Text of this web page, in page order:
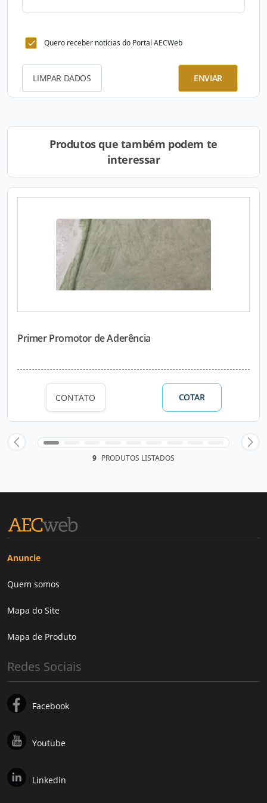
Quero receber notícias do Portal AECWeb
LIMPAR DADOS ENVIAR
Produtos que também podem te
interessar
Primer Promotor de Aderência
CONTATO COTAR
9 PRODUTOS LISTADOS
Anuncie
Quem somos
Mapa do Site
Mapa de Produto
Redes Sociais
Facebook
Youtube
Linkedin